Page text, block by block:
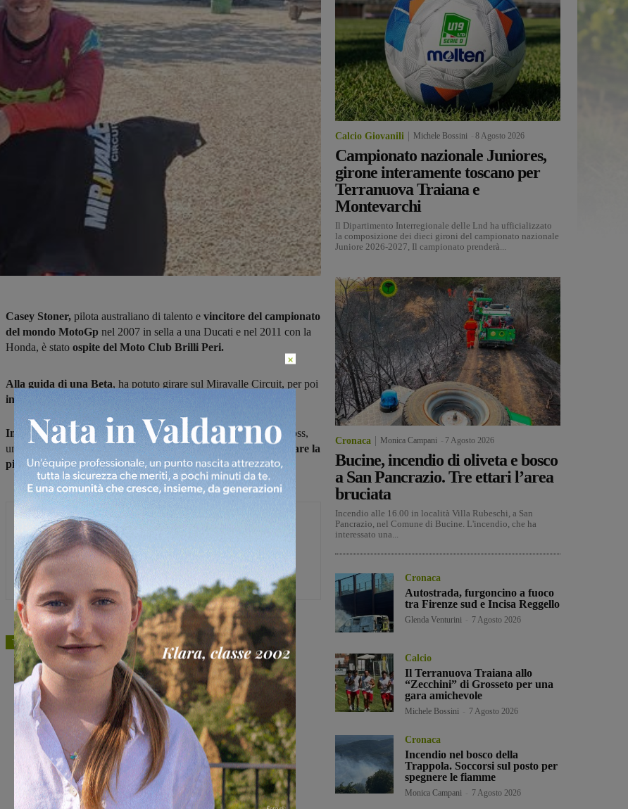
Casey Stoner, pilota australiano di talento e vincitore del campionato
del mondo MotoGp nel 2007 in sella a una Ducati e nel 2011 con la
Honda, è stato ospite del Moto Club Brilli Peri.
Alla guida di una Beta, ha potuto girare sul Miravalle Circuit, per poi
intrattenersi e salutare
In passato anche altri piloti di MotoGpappassionati di motocross,
un nome fra tutti quello di Andrea Dovizioso, hanno voluto provare la
pista di Miravalle.
Michele Bossini
TAGS motori motocross montevarchi
Share
Calcio Giovanili Michele Bossini 8 Agosto 2026
Campionato nazionale Juniores,
girone interamente toscano per
Terranuova Traiana e
Montevarchi
Il Dipartimento Interregionale delle Lnd ha ufficializzato
la composizione dei dieci gironi del campionato nazionale
Juniore 2026-2027, Il campionato prenderà...
Cronaca Monica Campani 7 Agosto 2026
Bucine, incendio di oliveta e bosco
a San Pancrazio. Tre ettari l’area
bruciata
Incendio alle 16.00 in località Villa Rubeschi, a San
Pancrazio, nel Comune di Bucine. L'incendio, che ha
interessato una...
Cronaca
Autostrada, furgoncino a fuoco
tra Firenze sud e Incisa Reggello
Glenda Venturini 7 Agosto 2026
Calcio
Il Terranuova Traiana allo
“Zecchini” di Grosseto per una
gara amichevole
Michele Bossini 7 Agosto 2026
Cronaca
Incendio nel bosco della
Trappola. Soccorsi sul posto per
spegnere le fiamme
Monica Campani 7 Agosto 2026
×